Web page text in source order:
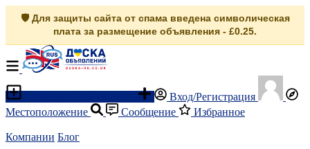
🛡️ Для защиты сайта от спама введена символическая
плата за размещение объявления - £0.25.
Вход/Регистрация
Местоположение
Сообщение Избранное
Компании Блог